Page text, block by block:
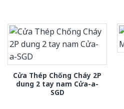
Cửa Thép Chống Cháy 2P
dung 2 tay nam Cửa-a-
SGD